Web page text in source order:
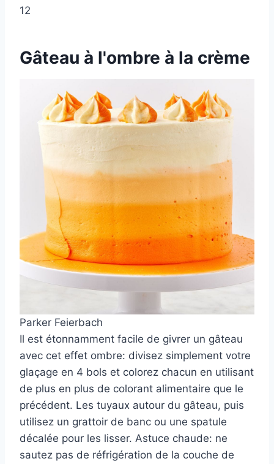
12
Gâteau à l'ombre à la crème
Parker Feierbach
Il est étonnamment facile de givrer un gâteau
avec cet effet ombre: divisez simplement votre
glaçage en 4 bols et colorez chacun en utilisant
de plus en plus de colorant alimentaire que le
précédent. Les tuyaux autour du gâteau, puis
utilisez un grattoir de banc ou une spatule
décalée pour les lisser. Astuce chaude: ne
sautez pas de réfrigération de la couche de